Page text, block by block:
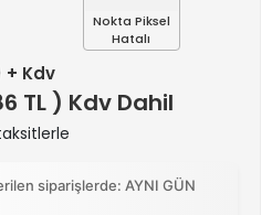
Nokta Piksel
Hatalı
+ Kdv
TL ) Kdv Dahil
siparişlerde: AYNI GÜN